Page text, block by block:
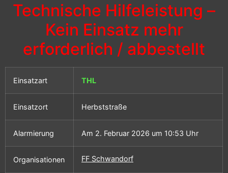
Technische Hilfeleistung –
Kein Einsatz mehr
erforderlich / abbestellt
Einsatzart THL
Einsatzort Herbststraße
Alarmierung Am 2. Februar 2026 um 10:53 Uhr
Organisationen FF Schwandorf